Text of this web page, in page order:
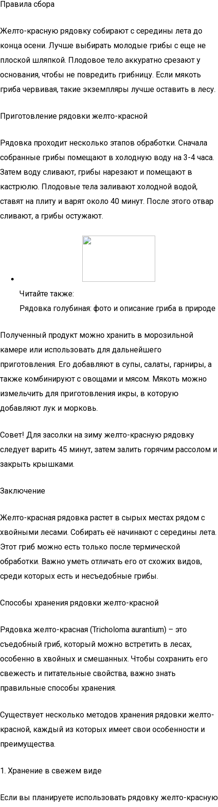
Правила сбора
Желто-красную рядовку собирают с середины лета до
конца осени. Лучше выбирать молодые грибы с еще не
плоской шляпкой. Плодовое тело аккуратно срезают у
основания, чтобы не повредить грибницу. Если мякоть
гриба червивая, такие экземпляры лучше оставить в лесу.
Приготовление рядовки желто-красной
Рядовка проходит несколько этапов обработки. Сначала
собранные грибы помещают в холодную воду на 3-4 часа.
Затем воду сливают, грибы нарезают и помещают в
кастрюлю. Плодовые тела заливают холодной водой,
ставят на плиту и варят около 40 минут. После этого отвар
сливают, а грибы остужают.
Читайте также:
Рядовка голубиная: фото и описание гриба в природе
Полученный продукт можно хранить в морозильной
камере или использовать для дальнейшего
приготовления. Его добавляют в супы, салаты, гарниры, а
также комбинируют с овощами и мясом. Мякоть можно
измельчить для приготовления икры, в которую
добавляют лук и морковь.
Совет! Для засолки на зиму желто-красную рядовку
следует варить 45 минут, затем залить горячим рассолом и
закрыть крышками.
Заключение
Желто-красная рядовка растет в сырых местах рядом с
хвойными лесами. Собирать её начинают с середины лета.
Этот гриб можно есть только после термической
обработки. Важно уметь отличать его от схожих видов,
среди которых есть и несъедобные грибы.
Способы хранения рядовки желто-красной
Рядовка желто-красная (Tricholoma aurantium) – это
съедобный гриб, который можно встретить в лесах,
особенно в хвойных и смешанных. Чтобы сохранить его
свежесть и питательные свойства, важно знать
правильные способы хранения.
Существует несколько методов хранения рядовки желто-
красной, каждый из которых имеет свои особенности и
преимущества.
1. Хранение в свежем виде
Если вы планируете использовать рядовку желто-красную